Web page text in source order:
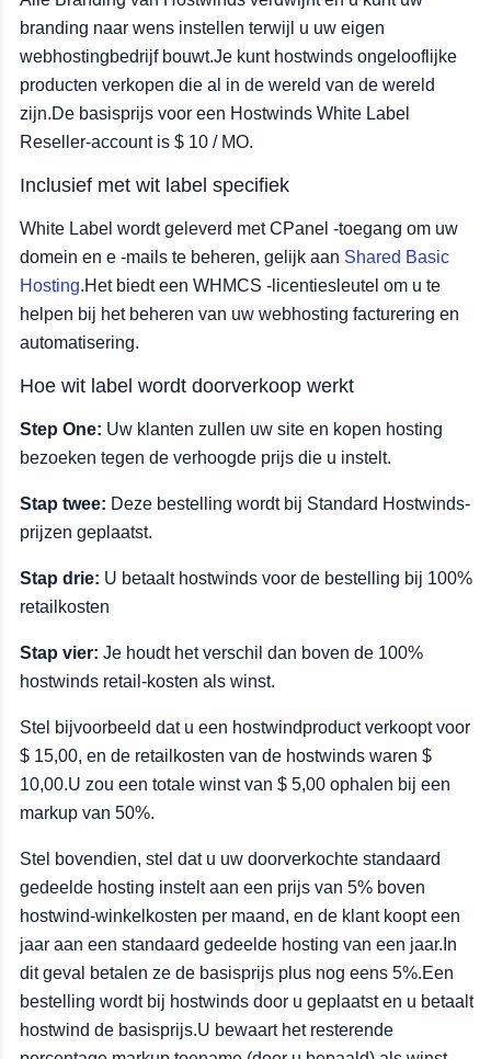
branding naar wens instellen terwijl u uw eigen
webhostingbedrijf bouwt.Je kunt hostwinds ongelooflijke
producten verkopen die al in de wereld van de wereld
zijn.De basisprijs voor een Hostwinds White Label
Reseller-account is $ 10 / MO.
Inclusief met wit label specifiek
White Label wordt geleverd met CPanel -toegang om uw
domein en e -mails te beheren, gelijk aan Shared Basic
Hosting.Het biedt een WHMCS -licentiesleutel om u te
helpen bij het beheren van uw webhosting facturering en
automatisering.
Hoe wit label wordt doorverkoop werkt
Step One: Uw klanten zullen uw site en kopen hosting
bezoeken tegen de verhoogde prijs die u instelt.
Stap twee: Deze bestelling wordt bij Standard Hostwinds-
prijzen geplaatst.
Stap drie: U betaalt hostwinds voor de bestelling bij 100%
retailkosten
Stap vier: Je houdt het verschil dan boven de 100%
hostwinds retail-kosten als winst.
Stel bijvoorbeeld dat u een hostwindproduct verkoopt voor
$ 15,00, en de retailkosten van de hostwinds waren $
10,00.U zou een totale winst van $ 5,00 ophalen bij een
markup van 50%.
Stel bovendien, stel dat u uw doorverkochte standaard
gedeelde hosting instelt aan een prijs van 5% boven
hostwind-winkelkosten per maand, en de klant koopt een
jaar aan een standaard gedeelde hosting van een jaar.In
dit geval betalen ze de basisprijs plus nog eens 5%.Een
bestelling wordt bij hostwinds door u geplaatst en u betaalt
hostwind de basisprijs.U bewaart het resterende